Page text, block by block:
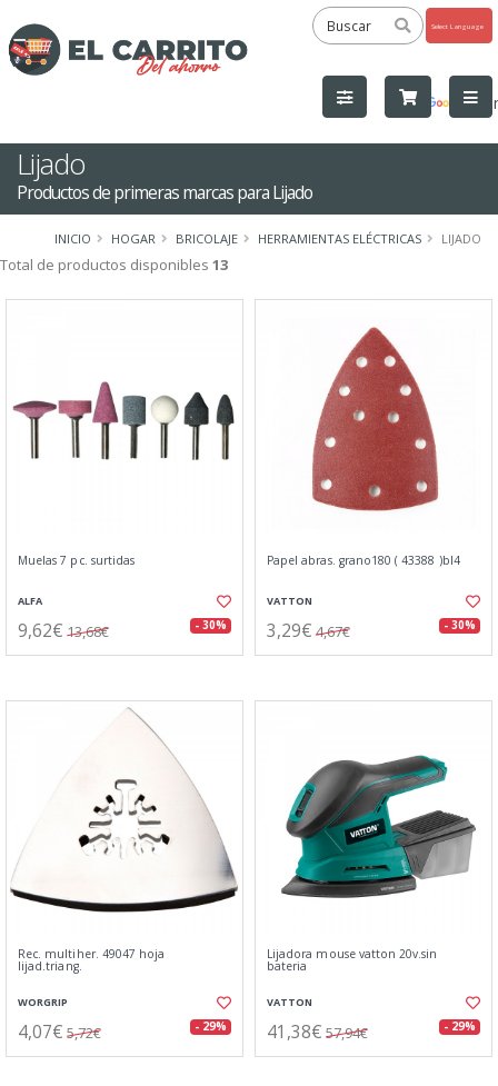
by
Lijado
Productos de primeras marcas para Lijado
INICIO HOGAR BRICOLAJE HERRAMIENTAS ELÉCTRICAS LIJADO
Total de productos disponibles 13
Muelas 7 pc. surtidas
ALFA
9,62€ 13,68€ - 30%
Papel abras. grano180 ( 43388 )bl4
VATTON
3,29€ 4,67€ - 30%
Rec. multiher. 49047 hoja
lijad.triang.
WORGRIP
4,07€ 5,72€ - 29%
Lijadora mouse vatton 20v.sin
bateria
VATTON
41,38€ 57,94€ - 29%